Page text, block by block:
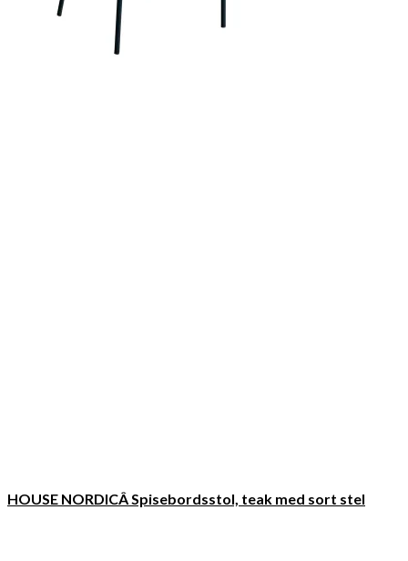
HOUSE NORDICÂ Spisebordsstol, teak med sort stel